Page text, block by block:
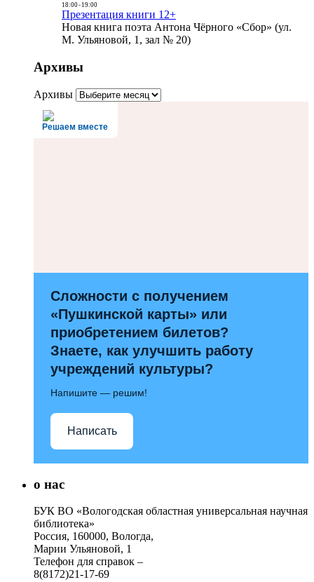
18:00- 19:00
Презентация книги 12+
Новая книга поэта Антона Чёрного «Сбор» (ул.
М. Ульяновой, 1, зал № 20)
Архивы
Архивы
Решаем вместе
Сложности с получением
«Пушкинской карты» или
приобретением билетов?
Знаете, как улучшить работу
учреждений культуры?
Напишите — решим!
Написать
о нас
БУК ВО «Вологодская областная универсальная научная
библиотека»
Россия, 160000, Вологда,
Марии Ульяновой, 1
Телефон для справок –
8(8172)21-17-69